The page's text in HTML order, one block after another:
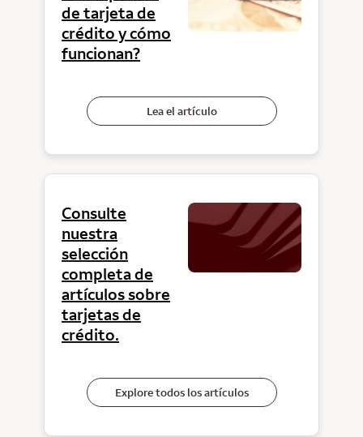
de tarjeta de
crédito y cómo
funcionan?
Lea el artículo
Consulte
nuestra
selección
completa de
artículos sobre
tarjetas de
crédito.
Explore todos los artículos